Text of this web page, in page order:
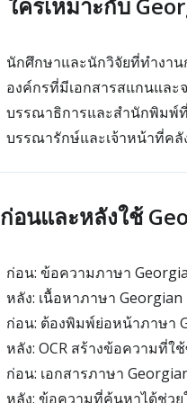
นักศึกษาและนักวิจัยที่ทำงา
องค์กรที่มีเอกสารสแกนแล
บรรณาธิการและสำนักพิมพ์
บรรณารักษ์และเจ้าหน้าที่ค
ก่อนและหลังใช้
ก่อน: ข้อความภาษา
หลัง: เนื้อหาภาษา
ก่อน: ต้องพิมพ์ย่อหน้าภาษา
หลัง: OCR สร้างข้อความที่ใ
ก่อน: เอกสารภาษา
หลัง: ข้อความที่ค้นหาได้ช่ว